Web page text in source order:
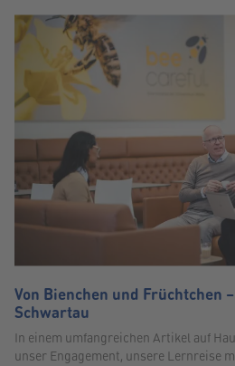
Von Bienchen und Früchtchen
Schwartau
In einem umfangreichen Artikel auf
unser Engagement, unsere Lernreise